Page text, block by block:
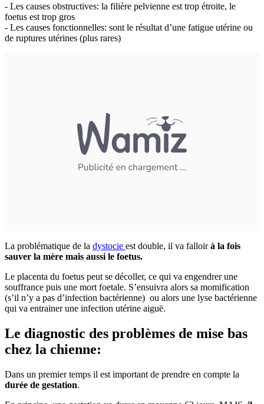
- Les causes obstructives: la filière pelvienne est trop étroite, le
foetus est trop gros
- Les causes fonctionnelles: sont le résultat d’une fatigue utérine ou
de ruptures utérines (plus rares)
La problématique de la dystocie est double, il va falloirà la fois
sauver la mère mais aussi le foetus.
Le placenta du foetus peut se décoller, ce qui va engendrer une
souffrance puis une mort foetale. S’ensuivra alors sa momification
(s’il n’y a pas d’infection bactérienne) ou alors une lyse bactérienne
qui va entrainer une infection utérine aiguë.
Le diagnostic des problèmes de mise bas
chez la chienne:
Dans un premier temps il est important de prendre en compte la
durée de gestation.